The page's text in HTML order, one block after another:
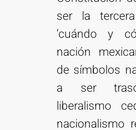
ser la
‘cuándo y
nación
de símbolos
a ser
liberalismo
nacionalismo